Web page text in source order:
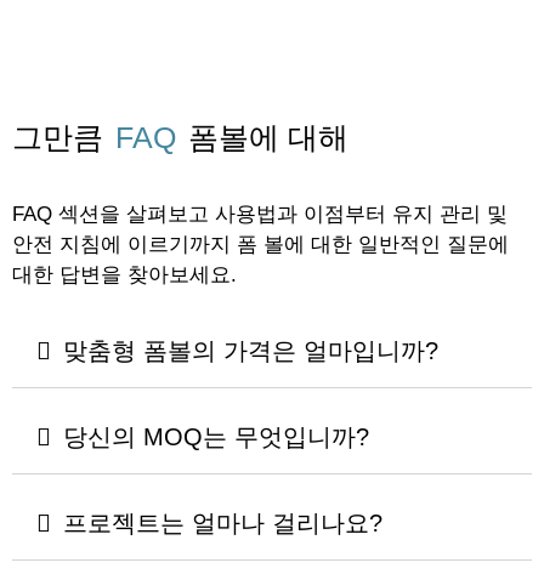
그만큼 FAQ 폼볼에 대해
FAQ 섹션을 살펴보고 사용법과 이점부터 유지 관리 및
안전 지침에 이르기까지 폼 볼에 대한 일반적인 질문에
대한 답변을 찾아보세요.
맞춤형 폼볼의 가격은 얼마입니까?
당신의 MOQ는 무엇입니까?
프로젝트는 얼마나 걸리나요?